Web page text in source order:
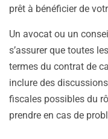
prêt à bénéficier de
Un avocat ou un
s’assurer que toutes
termes du contrat de
inclure des
fiscales possibles du
prendre en cas de